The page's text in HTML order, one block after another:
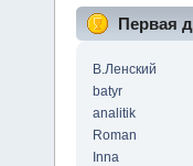
Первая
В.Ленский
batyr
analitik
Roman
Inna